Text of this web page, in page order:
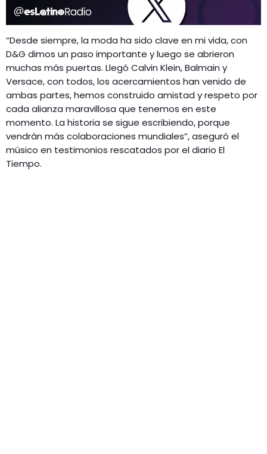
“Desde siempre, la moda ha sido clave en mi vida, con
D&G dimos un paso importante y luego se abrieron
muchas más puertas. Llegó Calvin Klein, Balmain y
Versace, con todos, los acercamientos han venido de
ambas partes, hemos construido amistad y respeto por
cada alianza maravillosa que tenemos en este
momento. La historia se sigue escribiendo, porque
vendrán más colaboraciones mundiales”, aseguró el
músico en testimonios rescatados por el diario El
Tiempo.